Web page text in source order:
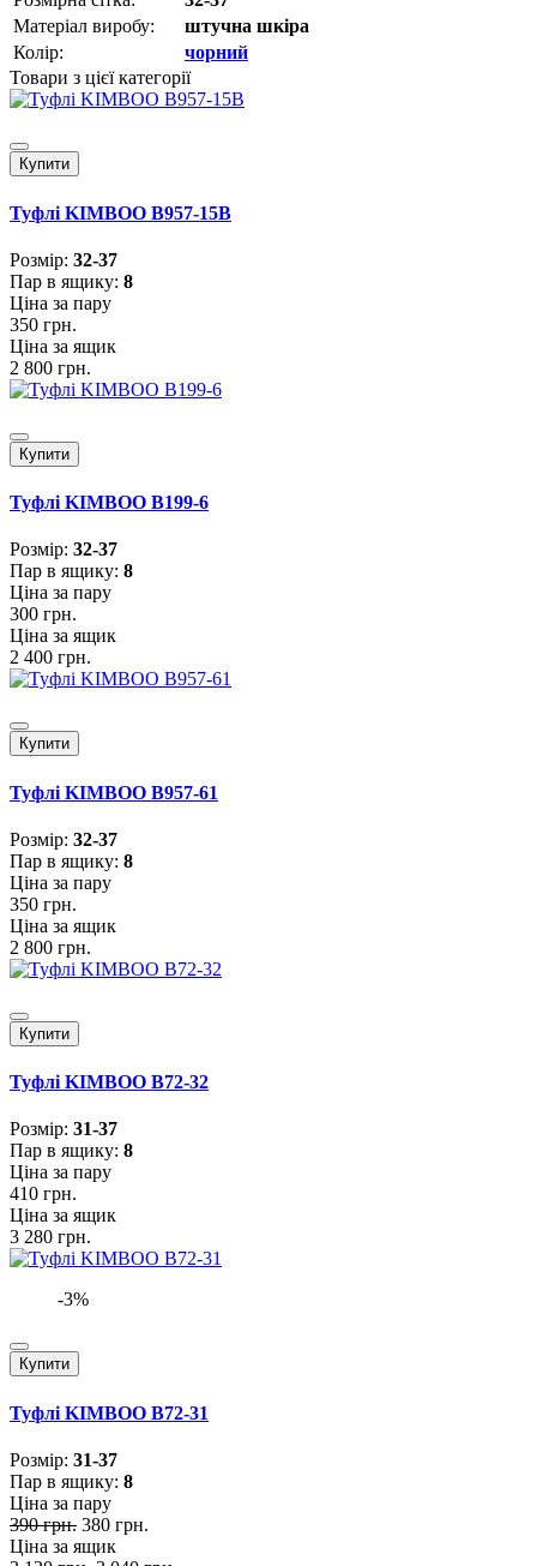
Матеріал виробу:
штучна шкіра
Колір:
чорний
Товари з цієї категорії
Купити
Туфлі KIMBOO B957-15B
Розмiр: 32-37
Пар в ящику: 8
Ціна за пару
350 грн.
Ціна за ящик
2 800 грн.
Купити
Туфлі KIMBOO B199-6
Розмiр: 32-37
Пар в ящику: 8
Ціна за пару
300 грн.
Ціна за ящик
2 400 грн.
Купити
Туфлі KIMBOO B957-61
Розмiр: 32-37
Пар в ящику: 8
Ціна за пару
350 грн.
Ціна за ящик
2 800 грн.
Купити
Туфлі KIMBOO B72-32
Розмiр: 31-37
Пар в ящику: 8
Ціна за пару
410 грн.
Ціна за ящик
3 280 грн.
-3%
Купити
Туфлі KIMBOO B72-31
Розмiр: 31-37
Пар в ящику: 8
Ціна за пару
390 грн. 380 грн.
Ціна за ящик